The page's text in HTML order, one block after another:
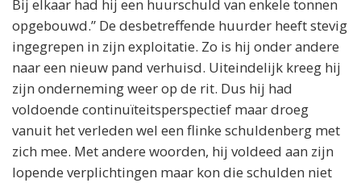
Bij elkaar had hij een huurschuld van enkele tonnen
opgebouwd.” De desbetreffende huurder heeft stevig
ingegrepen in zijn exploitatie. Zo is hij onder andere
naar een nieuw pand verhuisd. Uiteindelijk kreeg hij
zijn onderneming weer op de rit. Dus hij had
voldoende continuïteitsperspectief maar droeg
vanuit het verleden wel een flinke schuldenberg met
zich mee. Met andere woorden, hij voldeed aan zijn
lopende verplichtingen maar kon die schulden niet